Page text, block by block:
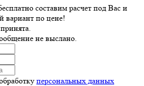
составим расчет под Вас и
вариант по цене!
не выслано.
персональных данных